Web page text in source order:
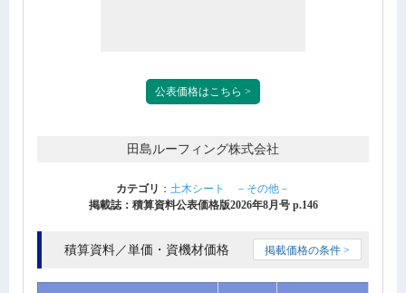
公表価格はこちら >
田島ルーフィング株式会社
カテゴリ ： 土木シート －その他－
掲載誌：積算資料公表価格版2026年8月号 p.146
積算資料／単価・資機材価格 掲載価格の条件 >